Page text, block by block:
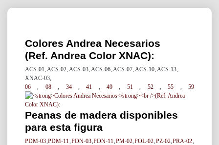
Colores Andrea Necesarios
(Ref. Andrea Color XNAC):
ACS-01, ACS-02, ACS-03, ACS-06, ACS-07, ACS-10, ACS-13,
XNAC-03,
06
, 08 , 34 , 41 , 49 , 51 , 52 , 55 , 59
Peanas de madera disponibles
para esta figura
PDM-03,PDM-11,PDN-03,PDN-11,PM-02,POL-02,PZ-02,PRA-02,